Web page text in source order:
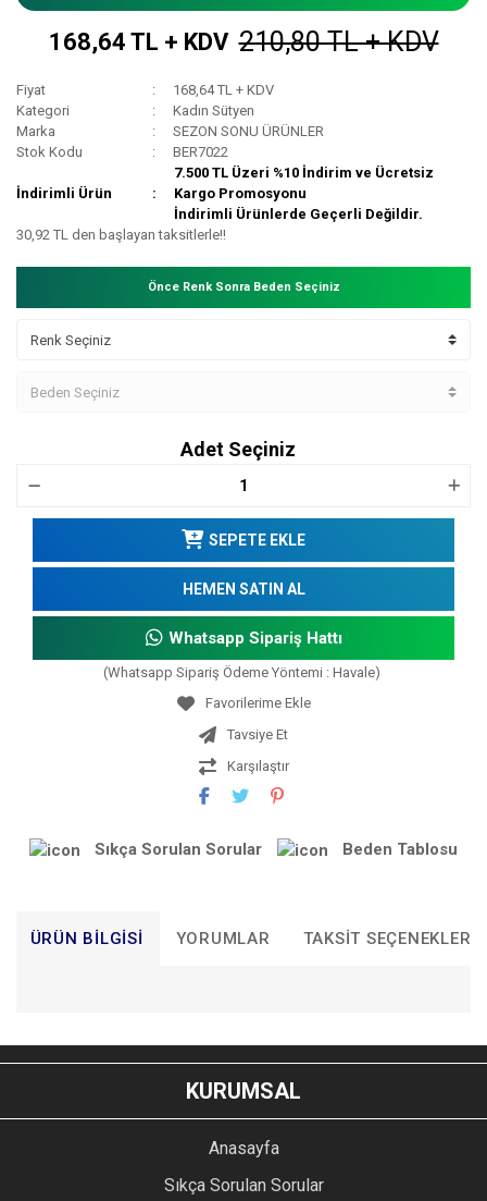
168,64 TL + KDV 210,80 TL + KDV
Fiyat
168,64 TL + KDV
Kategori
Kadın Sütyen
Marka
SEZON SONU ÜRÜNLER
Stok Kodu
BER7022
İndirimli Ürün
7.500 TL Üzeri %10 İndirim ve Ücretsiz
Kargo Promosyonu
İndirimli Ürünlerde Geçerli Değildir.
30,92 TL den başlayan taksitlerle!!
Önce Renk Sonra Beden Seçiniz
Adet Seçiniz
SEPETE EKLE
HEMEN SATIN AL
Whatsapp Sipariş Hattı
(Whatsapp Sipariş Ödeme Yöntemi : Havale)
Tavsiye Et
Karşılaştır
Sıkça Sorulan Sorular Beden Tablosu
ÜRÜN BILGISI YORUMLAR TAKSIT SEÇENEKLERI
YORUM YAZ
Bu ürünün fiyat bilgisi, resim, ürün açıklamalarında ve diğer
konularda yetersiz gördüğünüz noktaları öneri formunu
kullanarak tarafımıza iletebilirsiniz.
Ürün resmi kalitesiz, bozuk veya görüntülenemiyor.
Ürün açıklamasında eksik bilgiler bulunuyor.
KURUMSAL
Anasayfa
Sıkça Sorulan Sorular